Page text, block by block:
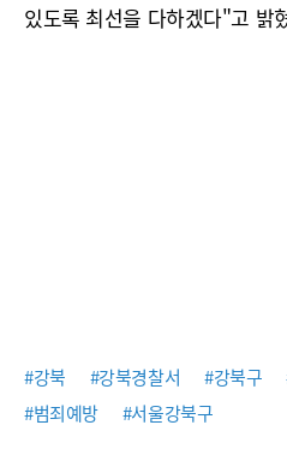
있도록 최선을 다하겠다"고 밝
#강북 #강북경찰서 #강북구
#범죄예방
#서울강북구